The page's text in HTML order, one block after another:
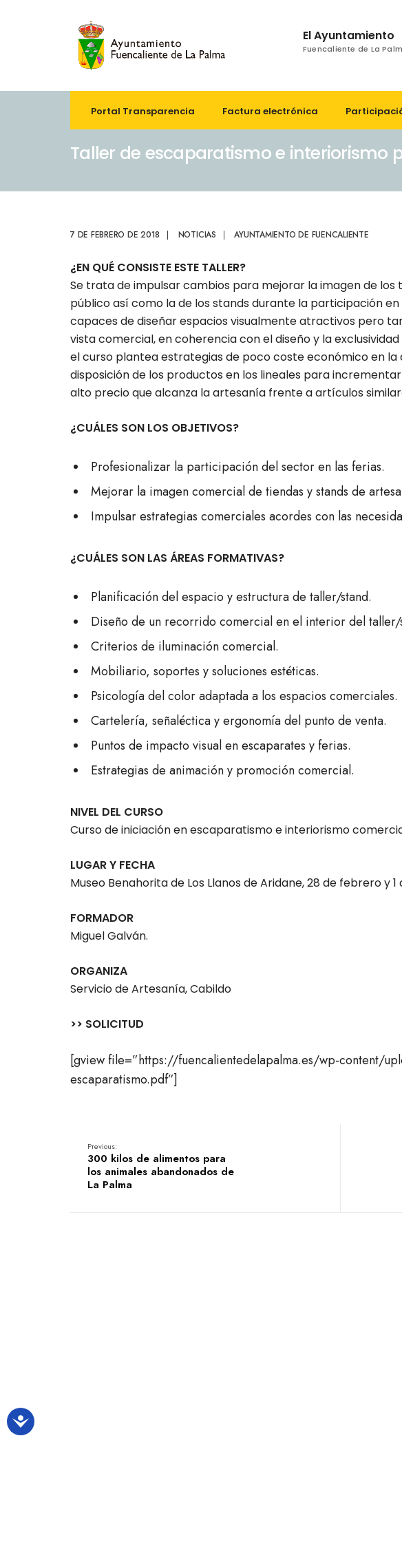
El Ayuntamiento
Fuencaliente de La
Portal Transparencia Factura electrónica
Taller de escaparatismo e interiorismo
7 DE FEBRERO DE 2018 | NOTICIAS | AYUNTAMIENTO DE FUENCALIENTE
¿EN QUÉ CONSISTE ESTE TALLER?
Se trata de impulsar cambios para mejorar la imagen de los
público así como la de los stands durante la participación
capaces de diseñar espacios visualmente atractivos pero
vista comercial, en coherencia con el diseño y la
el curso plantea estrategias de poco coste económico en la
disposición de los productos en los lineales para
alto precio que alcanza la artesanía frente a artículos
¿CUÁLES SON LOS OBJETIVOS?
Profesionalizar la participación del sector en las ferias.
Mejorar la imagen comercial de tiendas y stands de
Impulsar estrategias comerciales acordes con las
¿CUÁLES SON LAS ÁREAS FORMATIVAS?
Planificación del espacio y estructura de taller/stand.
Diseño de un recorrido comercial en el interior del taller/
Criterios de iluminación comercial.
Mobiliario, soportes y soluciones estéticas.
Psicología del color adaptada a los espacios comerciales.
Cartelería, señaléctica y ergonomía del punto de venta.
Puntos de impacto visual en escaparates y ferias.
Estrategias de animación y promoción comercial.
NIVEL DEL CURSO
Curso de iniciación en escaparatismo e interiorismo
LUGAR Y FECHA
Museo Benahorita de Los Llanos de Aridane, 28 de febrero y 1
FORMADOR
Miguel Galván.
ORGANIZA
Servicio de Artesanía, Cabildo
>> SOLICITUD
[gview file=”https://fuencalientedelapalma.es/wp-content/
escaparatismo.pdf”]
Previous:
300 kilos de alimentos para
los animales abandonados de
La Palma